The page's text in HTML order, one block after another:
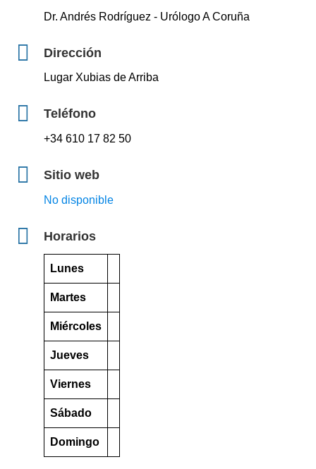
Dr. Andrés Rodríguez - Urólogo A Coruña
Dirección
Lugar Xubias de Arriba
Teléfono
+34 610 17 82 50
Sitio web
No disponible
Horarios
Lunes
Martes
Miércoles
Jueves
Viernes
Sábado
Domingo